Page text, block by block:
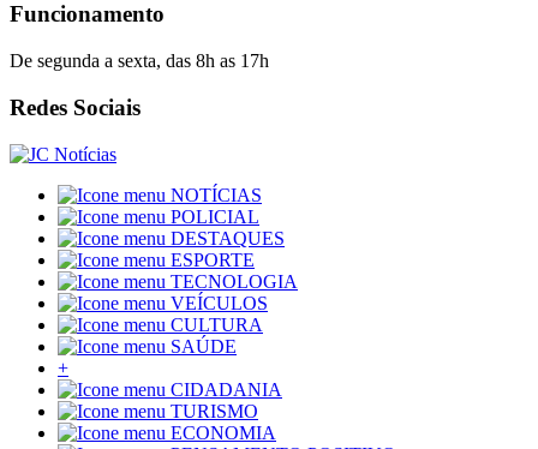
Funcionamento
De segunda a sexta, das 8h as 17h
Redes Sociais
NOTÍCIAS
POLICIAL
DESTAQUES
ESPORTE
TECNOLOGIA
VEÍCULOS
CULTURA
SAÚDE
+
CIDADANIA
TURISMO
ECONOMIA